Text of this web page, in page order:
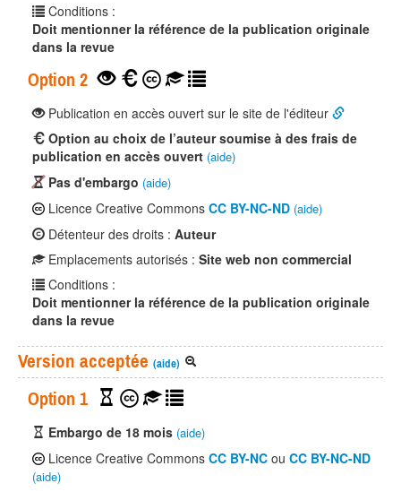
Conditions :
Doit mentionner la référence de la publication originale
dans la revue
Option 2
Publication en accès ouvert sur le site de l'éditeur
Option au choix de l’auteur soumise à des frais de
publication en accès ouvert (aide)
Pas d'embargo (aide)
Licence Creative Commons CC BY-NC-ND (aide)
Détenteur des droits : Auteur
Emplacements autorisés : Site web non commercial
Conditions :
Doit mentionner la référence de la publication originale
dans la revue
Version acceptée (aide)
Option 1
Embargo de 18 mois (aide)
Licence Creative Commons CC BY-NC ou CC BY-NC-ND
(aide)